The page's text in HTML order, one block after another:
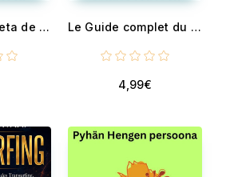
La Guía completa de el Transurfing de Vadim Zeland (Traducido) - Domina los principios fundamentales del Transurfing para dar forma a tu realidad, tu éxito y tu felicidad Le Guide complet du le Transurfing de Vadim Zeland (Traduit) - Maîtrisez les principes fondamentaux du Transurfing pour façonner votre réalité, votre réussite et votre bonheur
4,99€